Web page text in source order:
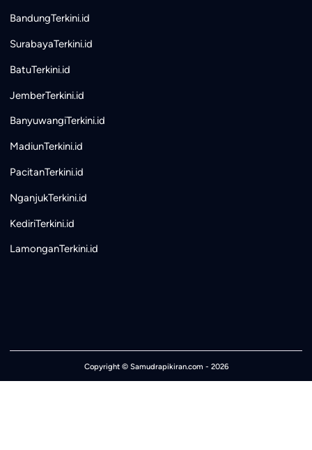
BandungTerkini.id
SurabayaTerkini.id
BatuTerkini.id
JemberTerkini.id
BanyuwangiTerkini.id
MadiunTerkini.id
PacitanTerkini.id
NganjukTerkini.id
KediriTerkini.id
LamonganTerkini.id
Copyright © Samudrapikiran.com - 2026